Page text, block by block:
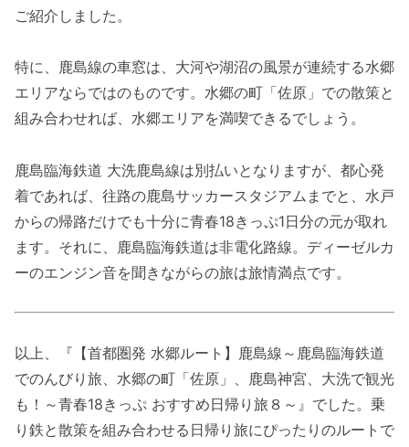
ご紹介しました。
特に、鹿島線の車窓は、大河や湖沼の風景が連続する水郷
エリアならではのものです。水郷の町「佐原」での散策と
組み合わせれば、水郷エリアを満喫できるでしょう。
鹿島臨海鉄道 大洗鹿島線は別払いとなりますが、都心発
着であれば、往路の鹿島サッカースタジアムまでと、水戸
からの帰路だけでも十分に青春18きっぷ1日分の元が取れ
ます。それに、鹿島臨海鉄道は非電化路線。ディーゼルカ
ーのエンジン音を聞きながらの旅は旅情満点です。
以上、『【首都圏発 水郷ルート】鹿島線～鹿島臨海鉄道
でのんびり旅、水郷の町「佐原」、鹿島神宮、大洗で観光
も！～青春18きっぷ おすすめ日帰り旅８～』でした。乗
り鉄と散策を組み合わせる日帰り旅にぴったりのルートで